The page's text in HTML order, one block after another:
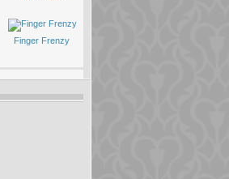
Finger Frenzy